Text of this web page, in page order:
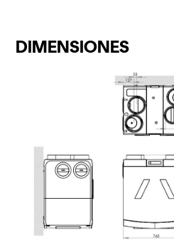
DIMENSIONES